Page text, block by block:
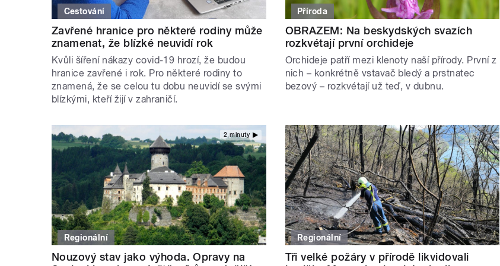
Cestování
Zavřené hranice pro některé rodiny může
znamenat, že blízké neuvidí rok
Kvůli šíření nákazy covid-19 hrozí, že budou
hranice zavřené i rok. Pro některé rodiny to
znamená, že se celou tu dobu neuvidí se svými
blízkými, kteří žijí v zahraničí.
Příroda
OBRAZEM: Na beskydských svazích
rozkvétají první orchideje
Orchideje patří mezi klenoty naší přírody. První z
nich – konkrétně vstavač bledý a prstnatec
bezový – rozkvétají už teď, v dubnu.
2 minuty
Regionální
Nouzový stav jako výhoda. Opravy na
Regionální
Tři velké požáry v přírodě likvidovali